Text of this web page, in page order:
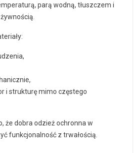
parą wodną, tłuszczem i
i strukturę mimo częstego
że dobra odzież ochronna w
funkcjonalność z trwałością.